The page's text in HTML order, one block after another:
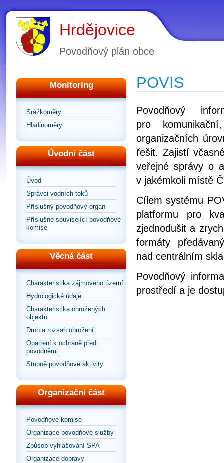
Hrdějovice
Povodňový plán obce
Monitoring
Srážkoměry
Hladinoměry
Úvodní část
Úvod
Správci vodních toků
Příslušný povodňový orgán
Příslušné související povodňové
komise
Věcná část
Charakteristika zájmového území
Hydrologické údaje
Charakteristika ohrožených
objektů
Druh a rozsah ohrožení
Opatření k ochraně před
povodněmi
Stupně povodňové aktivity
Organizační část
Povodňové komise
Organizace povodňové služby
Způsob vyhlašování SPA
Organizace dopravy
POVIS
Povodňový
pro
organizačních
řešit. Zajistí
veřejné správy o
v jakémkoli místě
Cílem systému
platformu pro
zjednodušit a
formáty
nad centrálním
Povodňový
prostředí a je